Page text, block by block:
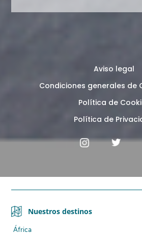
Aviso legal
Condiciones generales de
Política de
Política de
Nuestros destinos
África